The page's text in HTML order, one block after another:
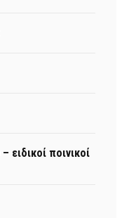
ειδικοί ποινικοί